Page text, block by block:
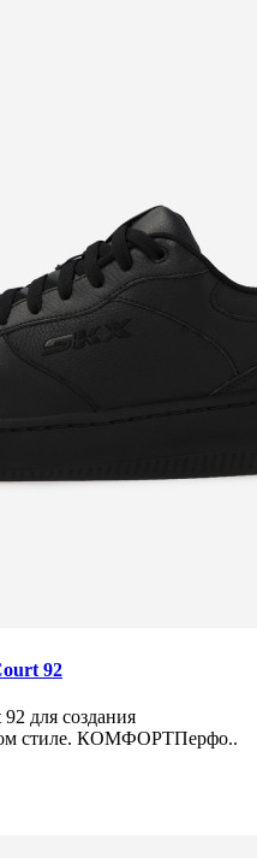
92
для создания
стиле. КОМФОРТПерфо..